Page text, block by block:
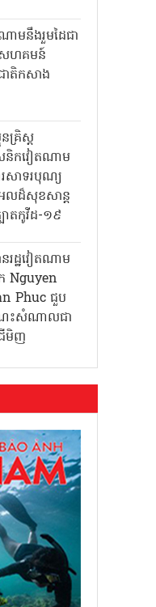
ាមនឹងរួមដៃជា
ហគមន៍
ាតិកសាង
គ្រិស្ត
កវៀតណាម
ាទរបុណ្យ
ដ៏សុខសាន្ត
ាតកូវីដ-១៩
នរដ្ឋវៀតណាម
Nguyen
Phuc ជួប
ះសំណាលជា
មិញ